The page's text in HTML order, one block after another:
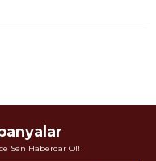
Sen Haberdar Ol!